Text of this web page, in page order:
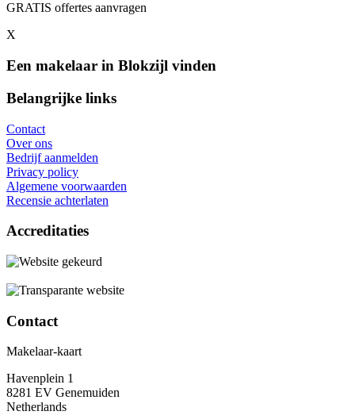
GRATIS offertes aanvragen
X
Een makelaar in Blokzijl vinden
Belangrijke links
Contact
Over ons
Bedrijf aanmelden
Privacy policy
Algemene voorwaarden
Recensie achterlaten
Accreditaties
Contact
Makelaar-kaart
Havenplein 1
8281 EV Genemuiden
Netherlands